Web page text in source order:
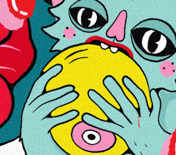
Bränd:Smono